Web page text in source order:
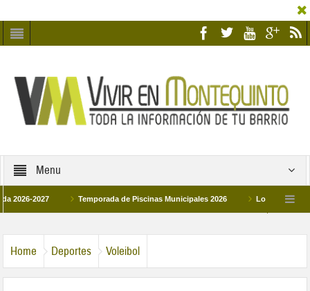
Menu
Temporada de Piscinas Municipales 2026 Los Campus de
Home Deportes Voleibol